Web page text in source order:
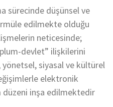
sürecinde düşünsel ve
edilmekte olduğu
neticesinde;
devlet” ilişkilerini
siyasal ve kültürel
elektronik
düzeni inşa edilmektedir